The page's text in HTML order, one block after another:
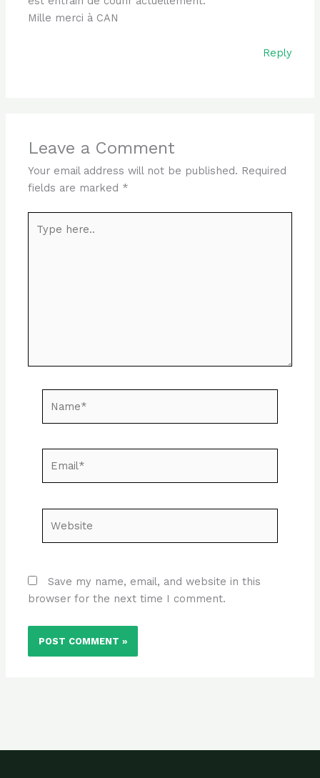
Mille merci à CAN
Reply
Leave a Comment
Your email address will not be published. Required
fields are marked *
here..
Save my name, email, and website in this
browser for the next time I comment.